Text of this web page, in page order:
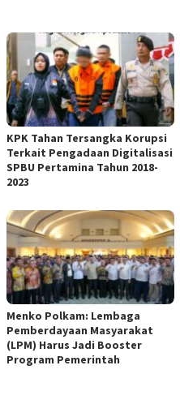
KPK Tahan Tersangka Korupsi
Terkait Pengadaan Digitalisasi
SPBU Pertamina Tahun 2018-
2023
Menko Polkam: Lembaga
Pemberdayaan Masyarakat
(LPM) Harus Jadi Booster
Program Pemerintah